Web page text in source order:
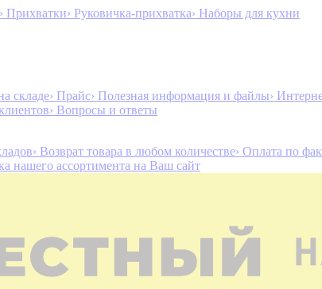
› Прихватки› Руковичка-прихватка› Наборы для кухни
складе› Прайс› Полезная информация и файлы›
› Вопросы и ответы
› Возврат товара в любом количестве› Оплата по
нашего ассортимента на Ваш сайт